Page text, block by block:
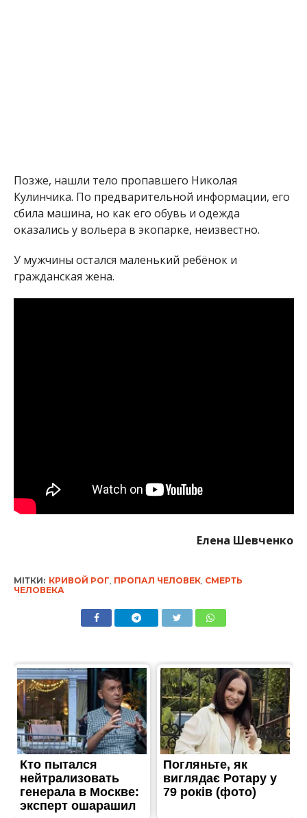
Позже, нашли тело пропавшего Николая
Кулинчика. По предварительной информации, его
сбила машина, но как его обувь и одежда
оказались у вольера в экопарке, неизвестно.
У мужчины остался маленький ребёнок и
гражданская жена.
Елена Шевченко
МІТКИ: КРИВОЙ РОГ ПРОПАЛ ЧЕЛОВЕК, СМЕРТЬ
ЧЕЛОВЕКА